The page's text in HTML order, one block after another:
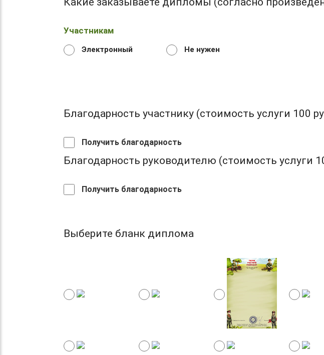
Участникам
Электронный Не нужен
Благодарность участнику (стоимость услуги 100
Получить благодарность
Благодарность руководителю (стоимость услуги
Получить благодарность
Выберите бланк диплома